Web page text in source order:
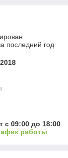
последний год
с 09:00 до 18:00
работы